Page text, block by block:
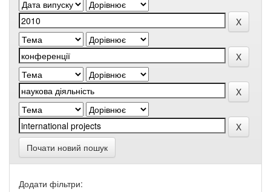
Почати новий пошук
Додати фільтри: